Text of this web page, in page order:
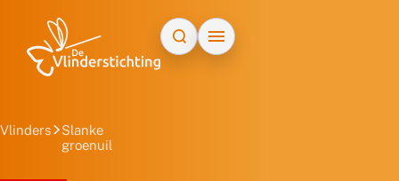
Vlinders
Slanke
groenuil